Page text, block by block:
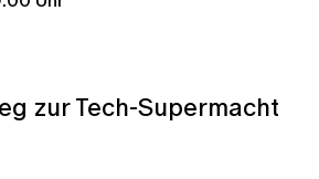
zur Tech-Supermacht